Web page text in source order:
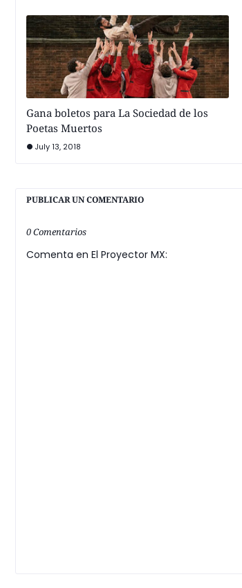
Gana boletos para La Sociedad de los
Poetas Muertos
July 13, 2018
PUBLICAR UN COMENTARIO
0 Comentarios
Comenta en El Proyector MX: